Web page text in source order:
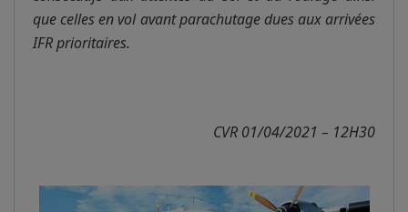
que celles en vol avant parachutage dues aux arrivées
IFR prioritaires.
CVR 01/04/2021 – 12H30